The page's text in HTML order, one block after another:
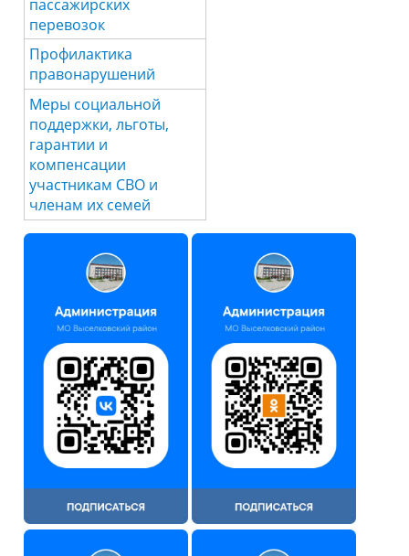
пассажирских
перевозок
Профилактика
правонарушений
Меры социальной
поддержки, льготы,
гарантии и
компенсации
участникам СВО и
членам их семей